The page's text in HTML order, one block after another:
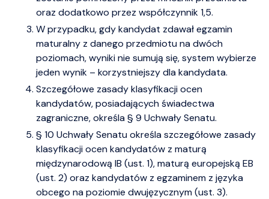
oraz dodatkowo przez współczynnik 1,5.
W przypadku, gdy kandydat zdawał egzamin
maturalny z danego przedmiotu na dwóch
poziomach, wyniki nie sumują się, system wybierze
jeden wynik – korzystniejszy dla kandydata.
Szczegółowe zasady klasyfikacji ocen
kandydatów, posiadających świadectwa
zagraniczne, określa § 9 Uchwały Senatu.
§ 10 Uchwały Senatu określa szczegółowe zasady
klasyfikacji ocen kandydatów z maturą
międzynarodową IB (ust. 1), maturą europejską EB
(ust. 2) oraz kandydatów z egzaminem z języka
obcego na poziomie dwujęzycznym (ust. 3).